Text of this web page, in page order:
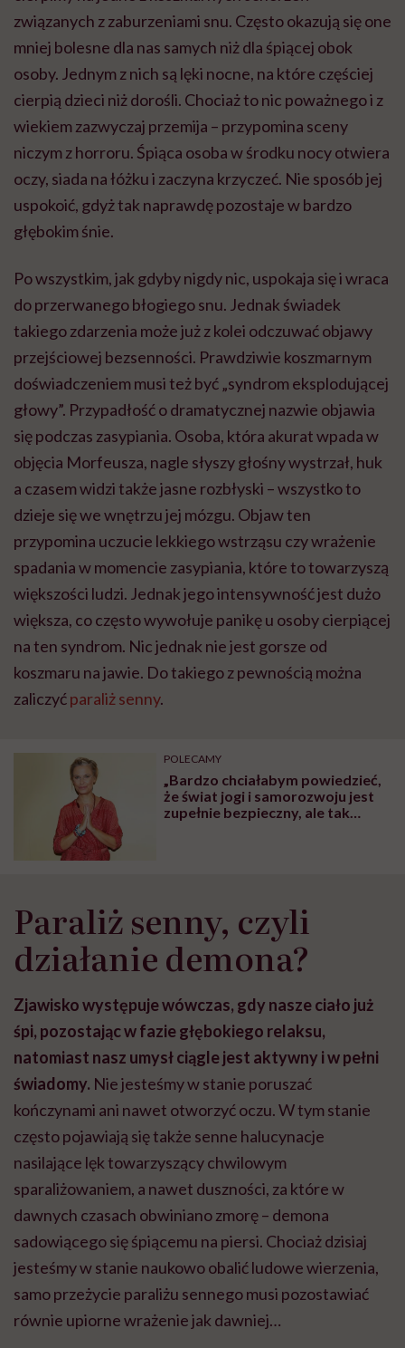
związanych z zaburzeniami snu. Często okazują się one
mniej bolesne dla nas samych niż dla śpiącej obok
osoby. Jednym z nich są lęki nocne, na które częściej
cierpią dzieci niż dorośli. Chociaż to nic poważnego i z
wiekiem zazwyczaj przemija – przypomina sceny
niczym z horroru. Śpiąca osoba w środku nocy otwiera
oczy, siada na łóżku i zaczyna krzyczeć. Nie sposób jej
uspokoić, gdyż tak naprawdę pozostaje w bardzo
głębokim śnie.
Po wszystkim, jak gdyby nigdy nic, uspokaja się i wraca
do przerwanego błogiego snu. Jednak świadek
takiego zdarzenia może już z kolei odczuwać objawy
przejściowej bezsenności. Prawdziwie koszmarnym
doświadczeniem musi też być „syndrom eksplodującej
głowy”. Przypadłość o dramatycznej nazwie objawia
się podczas zasypiania. Osoba, która akurat wpada w
objęcia Morfeusza, nagle słyszy głośny wystrzał, huk
a czasem widzi także jasne rozbłyski – wszystko to
dzieje się we wnętrzu jej mózgu. Objaw ten
przypomina uczucie lekkiego wstrząsu czy wrażenie
spadania w momencie zasypiania, które to towarzyszą
większości ludzi. Jednak jego intensywność jest dużo
większa, co często wywołuje panikę u osoby cierpiącej
na ten syndrom. Nic jednak nie jest gorsze od
koszmaru na jawie. Do takiego z pewnością można
zaliczyćparaliż senny.
POLECAMY
„Bardzo chciałabym powiedzieć,
że świat jogi i samorozwoju jest
zupełnie bezpieczny, ale tak
Paraliż senny, czyli
działanie demona?
Zjawisko występuje wówczas, gdy nasze ciało już
śpi, pozostając w fazie głębokiego relaksu,
natomiast nasz umysł ciągle jest aktywny i w pełni
świadomy. Nie jesteśmy w stanie poruszać
kończynami ani nawet otworzyć oczu. W tym stanie
często pojawiają się także senne halucynacje
nasilające lęk towarzyszący chwilowym
sparaliżowaniem, a nawet duszności, za które w
dawnych czasach obwiniano zmorę – demona
sadowiącego się śpiącemu na piersi. Chociaż dzisiaj
jesteśmy w stanie naukowo obalić ludowe wierzenia,
samo przeżycie paraliżu sennego musi pozostawiać
równie upiorne wrażenie jak dawniej…